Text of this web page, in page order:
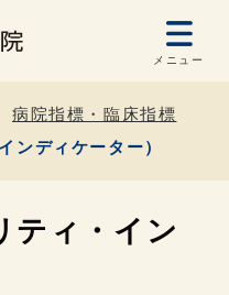
メニュー
病院指標・臨床指標
ンディケーター）
ティ・イン